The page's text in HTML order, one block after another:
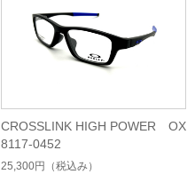
CROSSLINK HIGH POWER OX
8117-0452
25,300円 （税込み）